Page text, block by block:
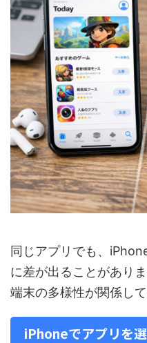
同じアプリでも、
に差が出ることがあり
端末の多様性が関係して
iPhoneでアプリを